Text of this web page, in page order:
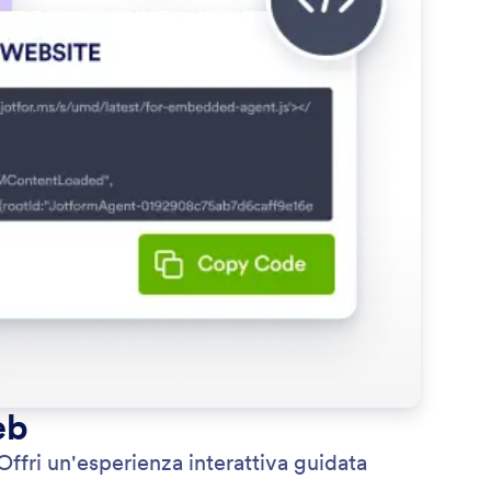
un'esperienza interattiva guidata